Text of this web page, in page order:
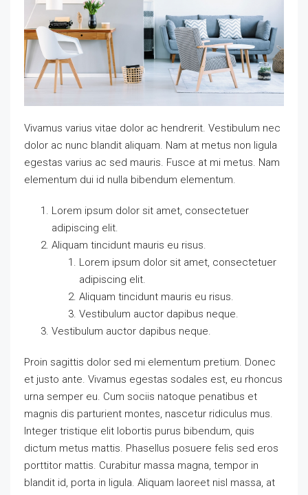
Vivamus varius vitae dolor ac hendrerit. Vestibulum nec
dolor ac nunc blandit aliquam. Nam at metus non ligula
egestas varius ac sed mauris. Fusce at mi metus. Nam
elementum dui id nulla bibendum elementum.
Lorem ipsum dolor sit amet, consectetuer
adipiscing elit.
Aliquam tincidunt mauris eu risus.
Lorem ipsum dolor sit amet, consectetuer
adipiscing elit.
Aliquam tincidunt mauris eu risus.
Vestibulum auctor dapibus neque.
Vestibulum auctor dapibus neque.
Proin sagittis dolor sed mi elementum pretium. Donec
et justo ante. Vivamus egestas sodales est, eu rhoncus
urna semper eu. Cum sociis natoque penatibus et
magnis dis parturient montes, nascetur ridiculus mus.
Integer tristique elit lobortis purus bibendum, quis
dictum metus mattis. Phasellus posuere felis sed eros
porttitor mattis. Curabitur massa magna, tempor in
blandit id, porta in ligula. Aliquam laoreet nisl massa, at